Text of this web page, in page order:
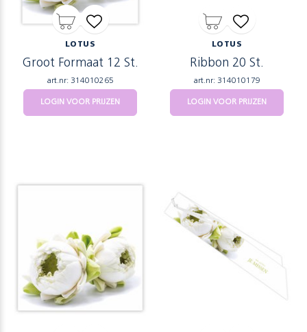
LOTUS
Groot Formaat 12 St.
art.nr: 314010265
LOGIN VOOR PRIJZEN
LOTUS
Ribbon 20 St.
art.nr: 314010179
LOGIN VOOR PRIJZEN